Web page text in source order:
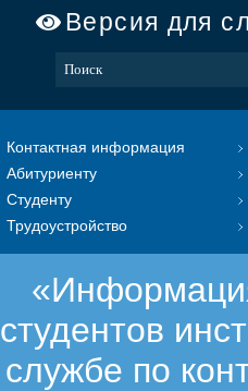
Версия для
Контактная информация
Абитуриенту
Студенту
Трудоустройство
студентов
службе по